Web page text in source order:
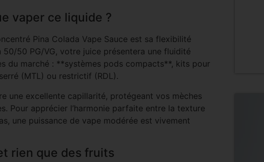
vaper ce liquide ?
Pina Colada Vape Sauce est sa flexibilité
50 PG/VG, votre juice présentera une fluidité
du marché : **systèmes pods compacts**, kits pour
(MTL) ou restrictif (RDL).
une excellente capillarité, protégeant vos mèches
Pour apprécier l’harmonie parfaite entre la texture
une puissance de vape modérée est vivement
rien que des fruits